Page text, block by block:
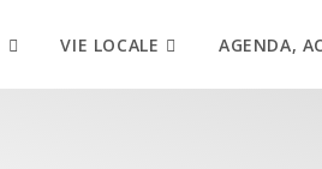
VIE LOCALE AGENDA,